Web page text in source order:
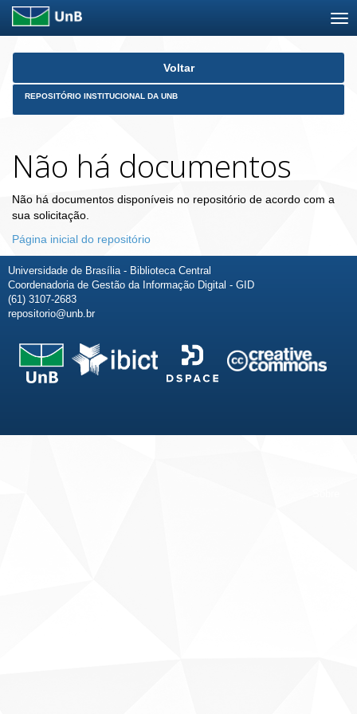
Skip
Voltar
REPOSITÓRIO INSTITUCIONAL DA UNB
Não há documentos
Não há documentos disponíveis no repositório de acordo com a
sua solicitação.
Página inicial do repositório
Universidade de Brasília - Biblioteca Central
Coordenadoria de Gestão da Informação Digital - GID
(61) 3107-2683
repositorio@unb.br